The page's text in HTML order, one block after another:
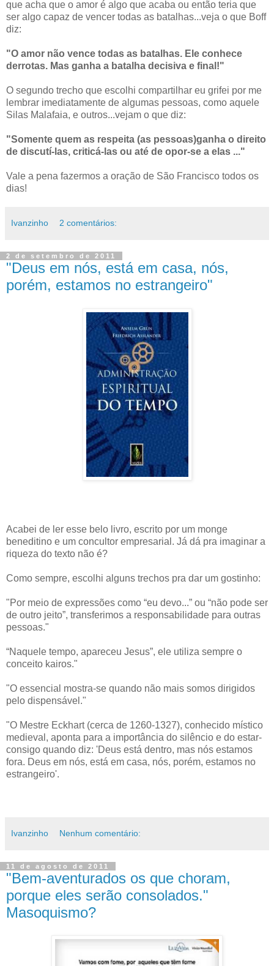
que acha que o amor é algo que acaba ou então teria que
ser algo capaz de vencer todas as batalhas...veja o que Boff
diz:
"O amor não vence todas as batalhas. Ele conhece
derrotas. Mas ganha a batalha decisiva e final!"
O segundo trecho que escolhi compartilhar eu grifei por me
lembrar imediatamente de algumas pessoas, como aquele
Silas Malafaia, e outros...vejam o que diz:
"Somente quem as respeita (as pessoas)ganha o direito
de discutí-las, criticá-las ou até de opor-se a elas ..."
Vale a pena fazermos a oração de São Francisco todos os
dias!
Ivanzinho 2 comentários:
2 de setembro de 2011
"Deus em nós, está em casa, nós,
porém, estamos no estrangeiro"
Acabei de ler esse belo livro, escrito por um monge
beneditino e um concultor empresarial. Já dá pra imaginar a
riqueza do texto não é?
Como sempre, escolhi alguns trechos pra dar um gostinho:
"Por meio de expressões como “eu devo...” ou “não pode ser
de outro jeito”, transferimos a responsabilidade para outras
pessoas."
“Naquele tempo, apareceu Jesus”, ele utiliza sempre o
conceito kairos."
"O essencial mostra-se quando não mais somos dirigidos
pelo dispensável."
"O Mestre Eckhart (cerca de 1260-1327), conhecido místico
medieval, aponta para a importância do silêncio e do estar-
consigo quando diz: 'Deus está dentro, mas nós estamos
fora. Deus em nós, está em casa, nós, porém, estamos no
estrangeiro'.
Ivanzinho Nenhum comentário:
11 de agosto de 2011
"Bem-aventurados os que choram,
porque eles serão consolados."
Masoquismo?